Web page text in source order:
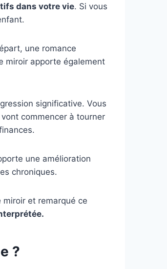
dans votre vie. Si vous
une romance
miroir apporte également
significative. Vous
commencer à tourner
une amélioration
chroniques.
miroir et remarqué ce
?